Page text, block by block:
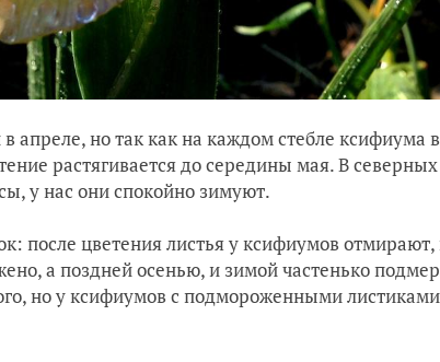
апреле, но так как на каждом стебле ксифиума
растягивается до середины мая. В
у нас они спокойно зимуют.
после цветения листья у ксифиумов отмирают,
а поздней осенью, и зимой частенько
но у ксифиумов с подмороженными